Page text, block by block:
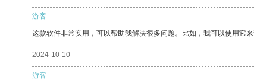
游客
这款软件非常实用，可以帮助我解决很多问题。比如，我可以使用它
2024-10-10
游客